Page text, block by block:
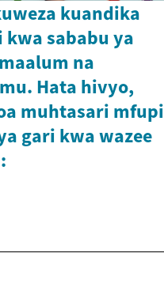
kuandika
sababu ya
na
Hata hivyo,
muhtasari mfupi
gari kwa wazee